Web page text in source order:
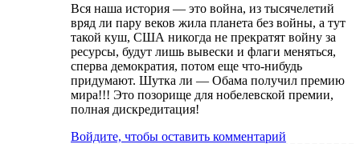
Вся наша история — это война, из тысячелетий
вряд ли пару веков жила планета без войны, а тут
такой куш, США никогда не прекратят войну за
ресурсы, будут лишь вывески и флаги меняться,
сперва демократия, потом еще что-нибудь
придумают. Шутка ли — Обама получил премию
мира!!! Это позорище для нобелевской премии,
полная дискредитация!
Войдите, чтобы оставить комментарий